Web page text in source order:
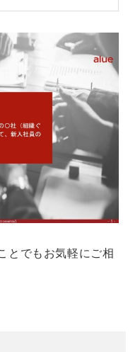
とでもお気軽にご相